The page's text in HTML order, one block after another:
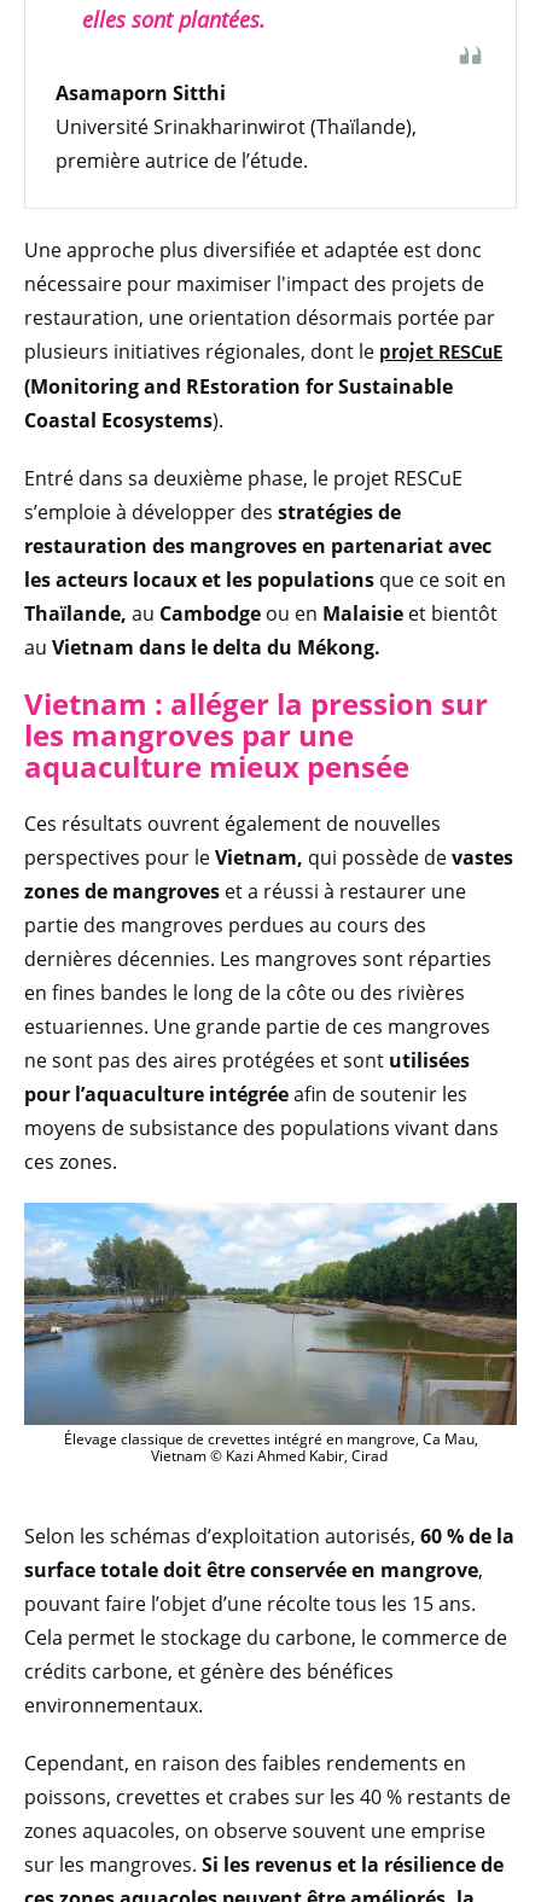
elles sont plantées.
Asamaporn Sitthi
Université Srinakharinwirot (Thaïlande),
première autrice de l’étude.
Une approche plus diversifiée et adaptée est donc
nécessaire pour maximiser l'impact des projets de
restauration, une orientation désormais portée par
plusieurs initiatives régionales, dont le projet RESCuE
(Monitoring and REstoration for Sustainable
Coastal Ecosystems).
Entré dans sa deuxième phase, le projet RESCuE
s’emploie à développer des stratégies de
restauration des mangroves en partenariat avec
les acteurs locaux et les populations que ce soit en
Thaïlande, au Cambodge ou en Malaisie et bientôt
au Vietnam dans le delta du Mékong.
Vietnam : alléger la pression sur
les mangroves par une
aquaculture mieux pensée
Ces résultats ouvrent également de nouvelles
perspectives pour leVietnam, qui possède devastes
zones de mangroves et a réussi à restaurer une
partie des mangroves perdues au cours des
dernières décennies. Les mangroves sont réparties
en fines bandes le long de la côte ou des rivières
estuariennes. Une grande partie de ces mangroves
ne sont pas des aires protégées et sont utilisées
pour l’aquaculture intégréeafin de soutenir les
moyens de subsistance des populations vivant dans
ces zones.
Élevage classique de crevettes intégré en mangrove, Ca Mau,
Vietnam © Kazi Ahmed Kabir, Cirad
Selon les schémas d’exploitation autorisés, 60 % de la
surface totale doit être conservée en mangrove,
pouvant faire l’objet d’une récolte tous les 15 ans.
Cela permet le stockage du carbone, le commerce de
crédits carbone, et génère des bénéfices
environnementaux.
Cependant, en raison des faibles rendements en
poissons, crevettes et crabes sur les 40 % restants de
zones aquacoles, on observe souvent une emprise
sur les mangroves. Si les revenus et la résilience de